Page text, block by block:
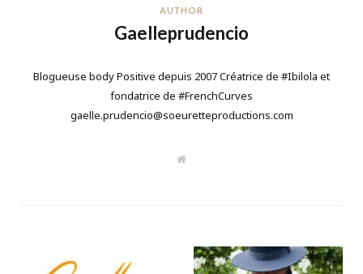
AUTHOR
Gaelleprudencio
Blogueuse body Positive depuis 2007 Créatrice de #Ibilola et
fondatrice de #FrenchCurves
gaelle.prudencio@soeuretteproductions.com
W